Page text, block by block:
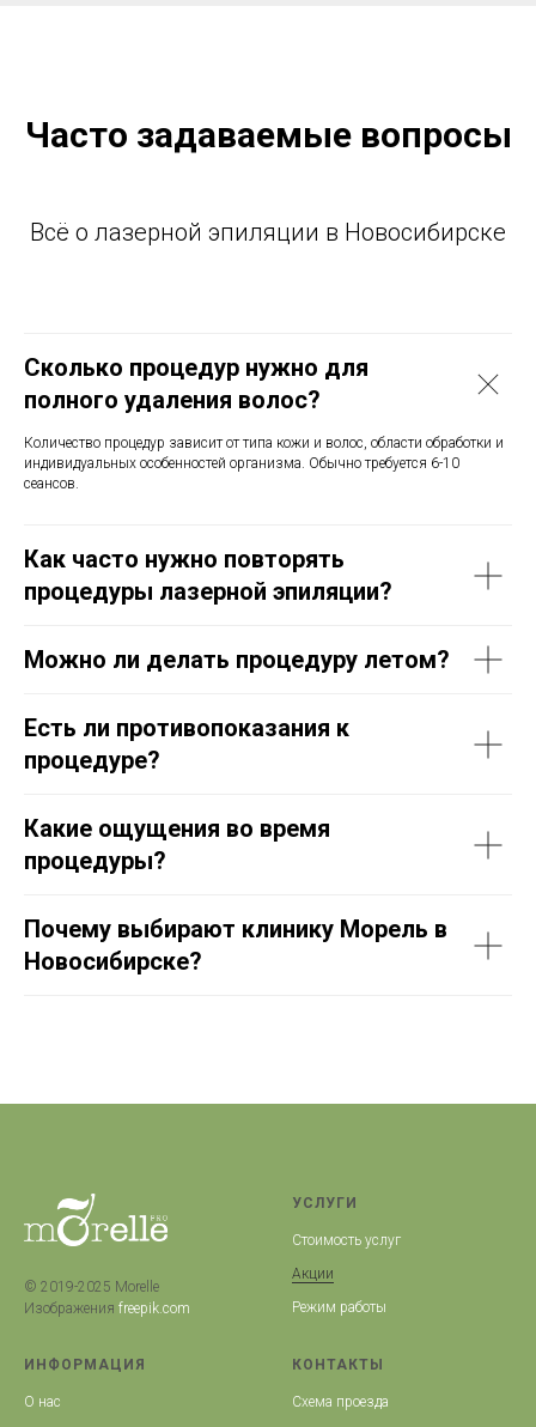
Часто задаваемые вопросы
Всё о лазерной эпиляции в Новосибирске
Сколько процедур нужно для
полного удаления волос?
Количество процедур зависит от типа кожи и волос, области обработки и
индивидуальных особенностей организма. Обычно требуется 6-10
сеансов.
Как часто нужно повторять
процедуры лазерной эпиляции?
Можно ли делать процедуру летом?
Есть ли противопоказания к
процедуре?
Какие ощущения во время
процедуры?
Почему выбирают клинику Морель в
Новосибирске?
© 2019-2025 Morelle
Изображения freepik.com
УСЛУГИ
Стоимость услуг
Акции
Режим работы
ИНФОРМАЦИЯ
О нас
КОНТАКТЫ
Схема проезда